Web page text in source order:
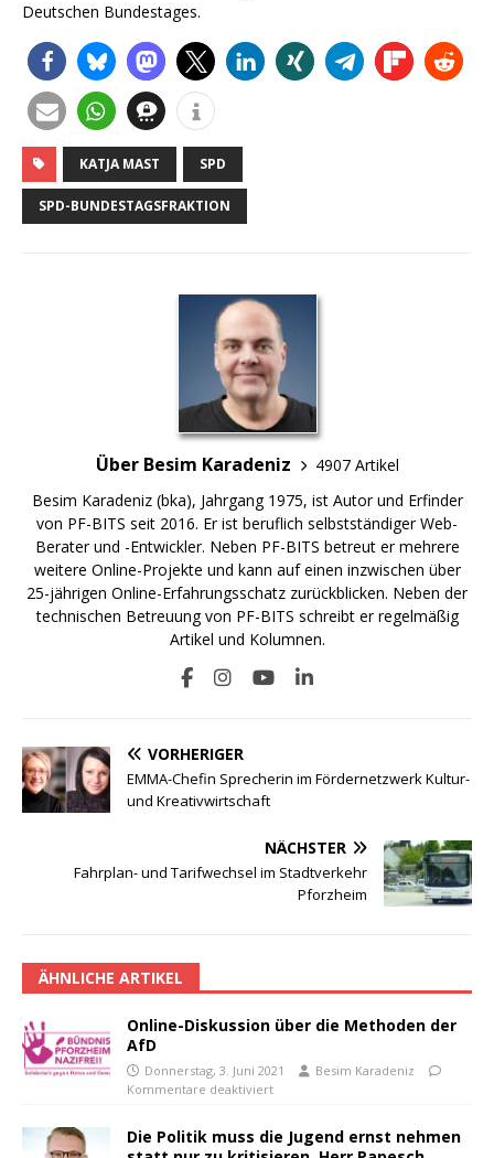
Deutschen Bundestages.
KATJA MAST SPD
SPD-BUNDESTAGSFRAKTION
Über Besim Karadeniz
4907 Artikel
Besim Karadeniz (bka), Jahrgang 1975, ist Autor und Erfinder
von PF-BITS seit 2016. Er ist beruflich selbstständiger Web-
Berater und -Entwickler. Neben PF-BITS betreut er mehrere
weitere Online-Projekte und kann auf einen inzwischen über
25-jährigen Online-Erfahrungsschatz zurückblicken. Neben der
technischen Betreuung von PF-BITS schreibt er regelmäßig
Artikel und Kolumnen.
VORHERIGER
EMMA-Chefin Sprecherin im Fördernetzwerk Kultur-
und Kreativwirtschaft
NÄCHSTER
Fahrplan- und Tarifwechsel im Stadtverkehr
Pforzheim
ÄHNLICHE ARTIKEL
Online-Diskussion über die Methoden der
AfD
Donnerstag, 3. Juni 2021
Besim Karadeniz
Kommentare deaktiviert
Die Politik muss die Jugend ernst nehmen